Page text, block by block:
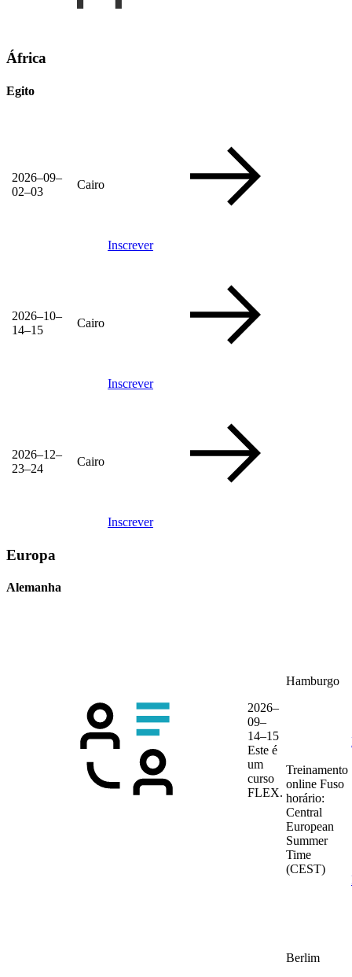
África
Egito
2026–09–
02–03
Cairo
Inscrever
2026–10–
14–15
Cairo
Inscrever
2026–12–
23–24
Cairo
Inscrever
Europa
Alemanha
2026–
09–
14–15
Este é
um
curso
FLEX.
Hamburgo
Treinamento
online Fuso
horário:
Central
European
Summer
Time
(CEST)
Berlim